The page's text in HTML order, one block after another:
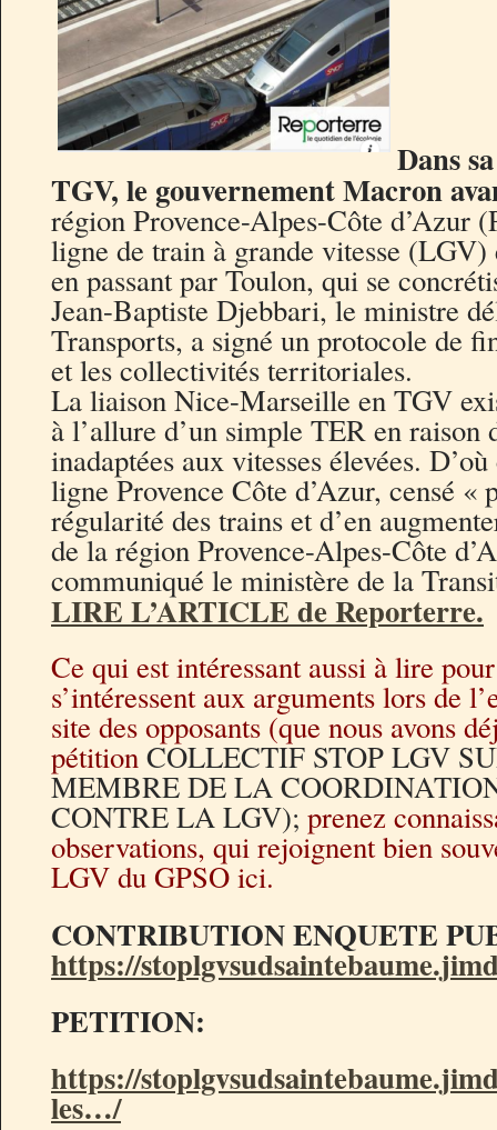
Dans
TGV, le gouvernement Macron
région Provence-Alpes-Côte d’Azur
ligne de train à grande vitesse
en passant par Toulon, qui se
Jean-Baptiste Djebbari, le ministre
Transports, a signé un protocole de
et les collectivités territoriales.
La liaison Nice-Marseille en TGV
à l’allure d’un simple TER en raison
inadaptées aux vitesses élevées.
ligne Provence Côte d’Azur, censé «
régularité des trains et d’en
de la région Provence-Alpes-Côte
communiqué le ministère de la
LIRE L’ARTICLE de Reporterre.
Ce qui est intéressant aussi à lire
s’intéressent aux arguments lors de
site des opposants (que nous avons
pétitionCOLLECTIF STOP LGV
MEMBRE DE LA
CONTRE LA LGV); prenez
observations, qui rejoignent bien
LGV du GPSO ici.
CONTRIBUTION ENQUETE
https://
PETITION:
https://
les…/